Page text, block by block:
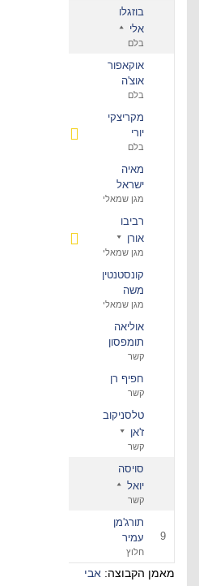
בוזגלו
אלי
בלם
אוקאפור
אוצ'ה
בלם
מקריצקי
יורי
בלם
מאיה
ישראל
מגן שמאלי
רביבו
אורן
מגן שמאלי
קונסטנטין
משה
מגן שמאלי
אוליאה
תומפסון
קשר
חפיף רן
קשר
טלסניקוב
ז'אן
קשר
סויסה
יואל
קשר
9
תורג'מן
עמיר
חלוץ
מאמן הקבוצה: אבי